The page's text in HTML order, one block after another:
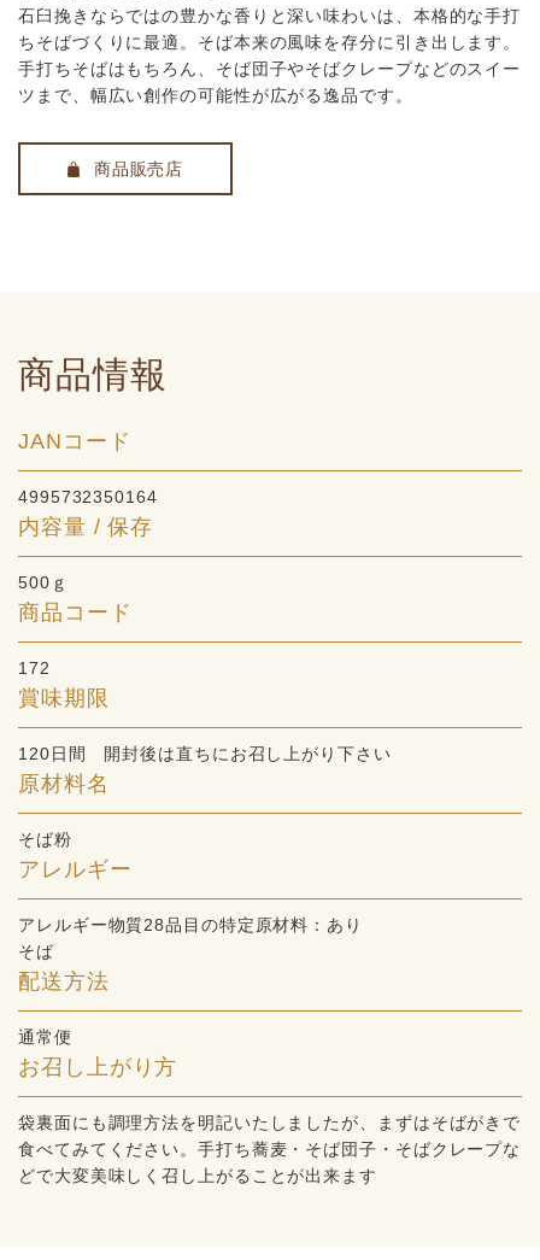
石臼挽きならではの豊かな香りと深い味わいは、本格的な手打
ちそばづくりに最適。そば本来の風味を存分に引き出します。
手打ちそばはもちろん、そば団子やそばクレープなどのスイー
ツまで、幅広い創作の可能性が広がる逸品です。
商品販売店
商品情報
JANコード
4995732350164
内容量 / 保存
500ｇ
商品コード
172
賞味期限
120日間 開封後は直ちにお召し上がり下さい
原材料名
そば粉
アレルギー
アレルギー物質28品目の特定原材料：あり
そば
配送方法
通常便
お召し上がり方
袋裏面にも調理方法を明記いたしましたが、まずはそばがきで
食べてみてください。手打ち蕎麦・そば団子・そばクレープな
どで大変美味しく召し上がることが出来ます